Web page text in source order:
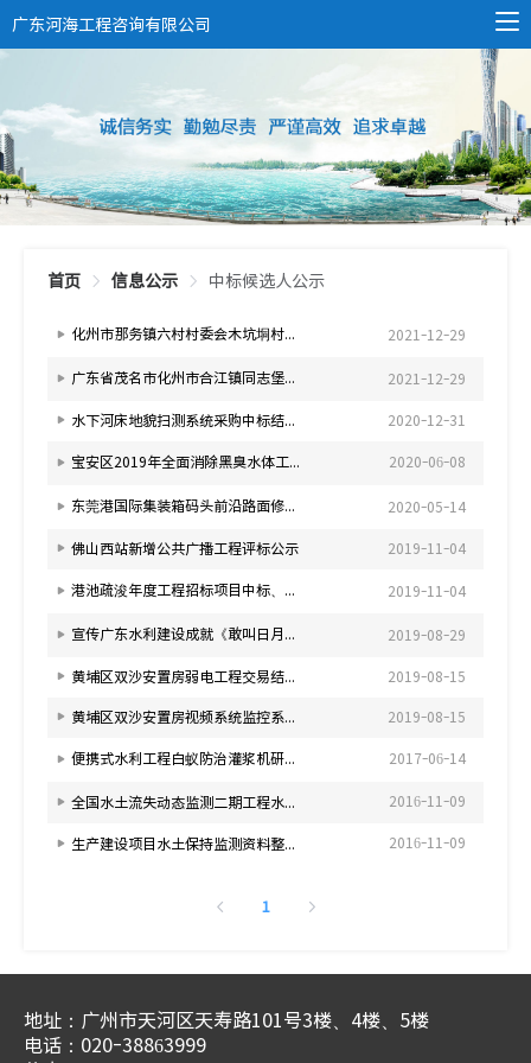
广东河海工程咨询有限公司
首页 信息公示 中标候选人公示
化州市那务镇六村村委会木坑垌村春天古岭东南侧山体地质灾害工程中标（成交）结果公告 2021-12-29
广东省茂名市化州市合江镇同志堡村委会燕子头村屋背岭西侧山体崩塌地质灾害治理工程中标（成交）结果公告 2021-12-29
水下河床地貌扫测系统采购中标结果公告 2020-12-31
宝安区2019年全面消除黑臭水体工程（茅洲河片区）基坑及相关建筑物第三方监测项目中标公示 2020-06-08
东莞港国际集装箱码头前沿路面修复项目招标工程中标公示 2020-05-14
佛山西站新增公共广播工程评标公示 2019-11-04
港池疏浚年度工程招标项目中标、成交结果公告 2019-11-04
宣传广东水利建设成就《敢叫日月换新天》10分钟3D立体4K宣传片 2019-08-29
黄埔区双沙安置房弱电工程交易结果公示 2019-08-15
黄埔区双沙安置房视频系统监控系统工程交易结果公示 2019-08-15
便携式水利工程白蚁防治灌浆机研发采购项目中标候选公示 2017-06-14
全国水土流失动态监测二期工程水土保持监测资料整编邀请招标中标候选人公示 2016-11-09
生产建设项目水土保持监测资料整编邀请招标中标候选人公示 2016-11-09
1
地址：广州市天河区天寿路101号3楼、4楼、5楼
电话：020-38863999